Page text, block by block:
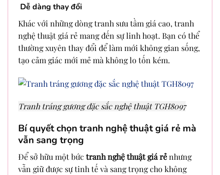
Dễ dàng thay đổi
Khác với những dòng tranh sưu tầm giá cao, tranh
nghệ thuật giá rẻ mang đến sự linh hoạt. Bạn có thể
thường xuyên thay đổi để làm mới không gian sống,
tạo cảm giác mới mẻ mà không lo tốn kém.
Tranh tráng gương đặc sắc nghệ thuật TGH8097
Bí quyết chọn tranh nghệ thuật giá rẻ mà
vẫn sang trọng
Để sở hữu một bức tranh nghệ thuật giá rẻnhưng
vẫn giữ được sự tinh tế và sang trọng cho không